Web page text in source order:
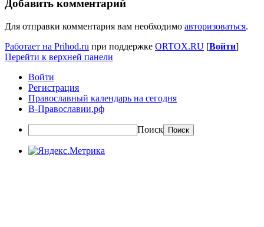
Добавить комментарий
Для отправки комментария вам необходимо авторизоваться.
Работает на Prihod.ru при поддержке ORTOX.RU [Войти]
Перейти к верхней панели
Войти
Регистрация
Православный календарь на сегодня
В-Православии.рф
Поиск